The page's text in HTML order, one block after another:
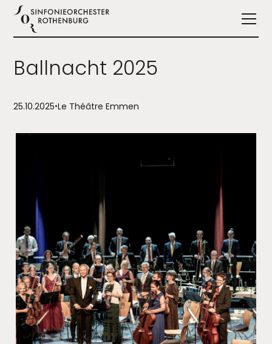
Ballnacht 2025
25.10.2025•Le Théâtre Emmen